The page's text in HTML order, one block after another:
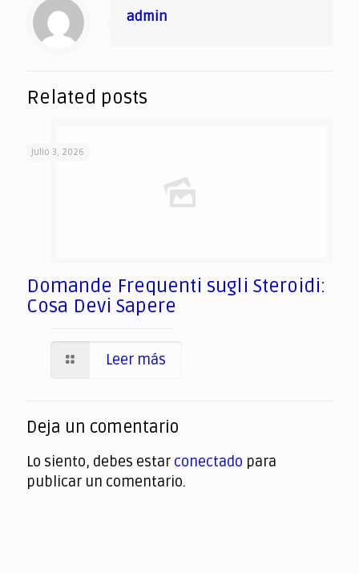
admin
Related posts
julio 3, 2026
Domande Frequenti sugli Steroidi:
Cosa Devi Sapere
Leer más
Deja un comentario
Lo siento, debes estar conectado para
publicar un comentario.